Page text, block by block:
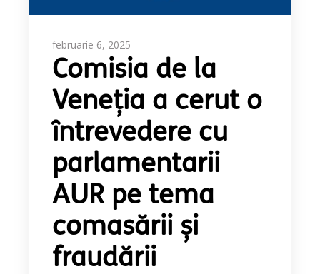
februarie 6, 2025
Comisia de la
Veneția a cerut o
întrevedere cu
parlamentarii
AUR pe tema
comasării și
fraudării